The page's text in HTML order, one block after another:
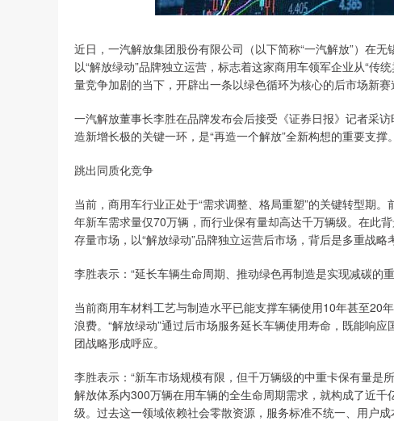
近日，一汽解放集团股份有限公司（以下简称“一汽解放”）在
以“解放绿动”品牌独立运营，标志着这家商用车领军企业从“传
量竞争加剧的当下，开辟出一条以绿色循环为核心的后市场新赛
一汽解放董事长李胜在品牌发布会后接受《证券日报》记者采
造新增长极的关键一环，是“再造一个解放”全新构想的重要支撑。
跳出同质化竞争
当前，商用车行业正处于“需求调整、格局重塑”的关键转型期
年新车需求量仅70万辆，而行业保有量却高达千万辆级。在此
存量市场，以“解放绿动”品牌独立运营后市场，背后是多重战略
李胜表示：“延长车辆生命周期、推动绿色再制造是实现减碳的
当前商用车材料工艺与制造水平已能支撑车辆使用10年甚至20
浪费。“解放绿动”通过后市场服务延长车辆使用寿命，既能响
团战略形成呼应。
李胜表示：“新车市场规模有限，但千万辆级的中重卡保有量是
解放体系内300万辆在用车辆的全生命周期需求，就构成了近
级。过去这一领域依赖社会零散资源，服务标准不统一、用户